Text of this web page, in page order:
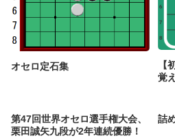
オセロ定石集
【
覚
第47回世界オセロ選手権大会、
栗田誠矢九段が2年連続優勝！
詰